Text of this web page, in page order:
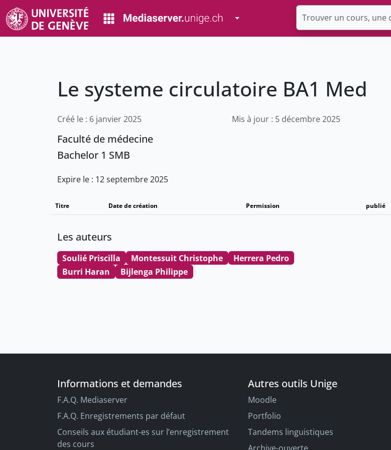
Toggle Dropdown
Le systeme circulatoire BA1 Med
Créé le : 6 janvier 2025 Mis à jour : 5 décembre 2025
Faculté de médecine
Bachelor 1 SMB
Expire le : 12 septembre 2025
Titre Date de création Permission publié
Les auteurs
Soulié Priscilla Montessuit Christophe
Herrera Pedro
Burri Haran
Bijlenga Philippe
Informations et demandes
F.A.Q. Mediaserver
F.A.Q. Enregistrements par défaut
Conseils aux étudiant-es sur l’enregistrement
des cours
Autres outils Unige
Moodle
Portfolio
Tandems linguistiques